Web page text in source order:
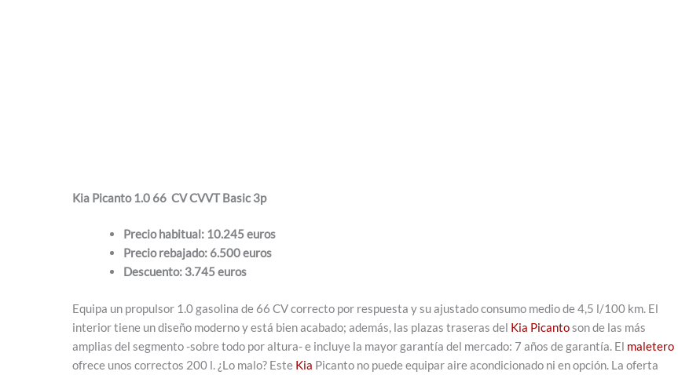
Kia Picanto 1.0 66 CV CVVT Basic 3p
Precio habitual: 10.245 euros
Precio rebajado: 6.500 euros
Descuento: 3.745 euros
Equipa un propulsor 1.0 gasolina de 66 CV correcto por respuesta y su ajustado consumo medio de 4,5 l/100 km. El
interior tiene un diseño moderno y está bien acabado; además, las plazas traseras del Kia Picantoson de las más
amplias del segmento -sobre todo por altura- e incluye la mayor garantía del mercado: 7 años de garantía. El maletero
ofrece unos correctos 200 l. ¿Lo malo? Este Kia Picanto no puede equipar aire acondicionado ni en opción. La oferta